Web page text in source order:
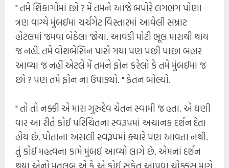
" તમે શિકાગોમાં છો ? મેં તમને આજે બપોરે લગભગ પોણા
ત્રણ વાગ્યે મુંબઈમાં ચર્ચગેટ વિસ્તારમાં આવેલી સમ્રાટ
હોટલમાં જમવા બેઠેલા જોયા. આવડી મોટી ભૂલ મારાથી થાય
જ નહીં. તમે વોશબેસિન પાસે ગયા પણ પછી પાછા બહાર
આવ્યા જ નહીં એટલે મેં તમને ફોન કરેલો કે તમે મુંબઈમાં જ
છો ? પણ તમે ફોન ના ઉપાડ્યો. " કેતન બોલ્યો.
" તો તો નક્કી એ મારા ગુરુદેવ ચેતન સ્વામી જ હતા. એ ઘણી
વાર આ રીતે કોઈ પરિચિતના સ્વરૂપમાં અચાનક દર્શન દેતા
હોય છે. પોતાના અસલી સ્વરૂપમાં ક્યારે પણ આવતા નથી.
તું કોઈ મહત્વના કામે મુંબઈ આવ્યો લાગે છે. એમનાં દર્શન